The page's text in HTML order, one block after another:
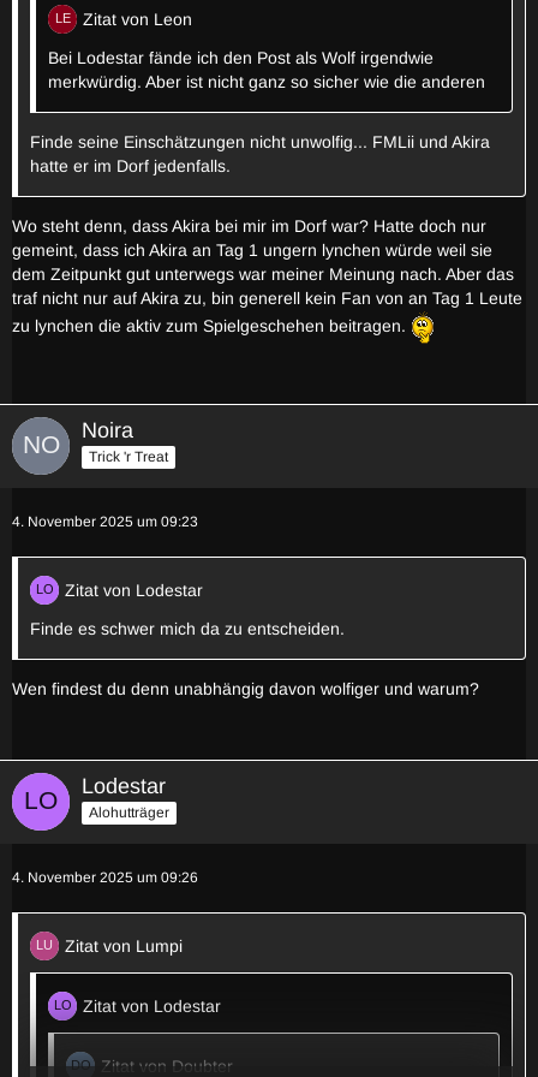
Finde es schwer mich da zu entscheiden.
gestern anstatt alleine Lumpi zu voten stattdessen?
Zitat von Leon
Bei Lodestar fände ich den Post als Wolf irgendwie
merkwürdig. Aber ist nicht ganz so sicher wie die anderen
Finde seine Einschätzungen nicht unwolfig... FMLii und Akira
hatte er im Dorf jedenfalls.
Wo steht denn, dass Akira bei mir im Dorf war? Hatte doch nur
gemeint, dass ich Akira an Tag 1 ungern lynchen würde weil sie
dem Zeitpunkt gut unterwegs war meiner Meinung nach. Aber das
traf nicht nur auf Akira zu, bin generell kein Fan von an Tag 1 Leute
zu lynchen die aktiv zum Spielgeschehen beitragen.
Noira
Trick 'r Treat
4. November 2025 um 09:23
Zitat von Lodestar
Finde es schwer mich da zu entscheiden.
Wen findest du denn unabhängig davon wolfiger und warum?
Lodestar
Alohutträger
4. November 2025 um 09:26
Zitat von Lumpi
Zitat von Lodestar
Zitat von Doubter